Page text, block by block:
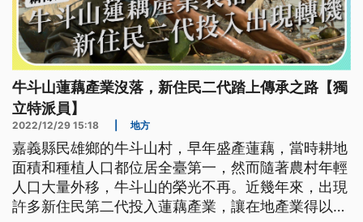
牛斗山蓮藕產業沒落，新住民二代踏上傳承之路【獨
立特派員】
2022/12/29 15:18 地方
嘉義縣民雄鄉的牛斗山村，早年盛產蓮藕，當時耕地
面積和種植人口都位居全臺第一，然而隨著農村年輕
人口大量外移，牛斗山的榮光不再。近幾年來，出現
許多新住民第二代投入蓮藕產業，讓在地產業得以維